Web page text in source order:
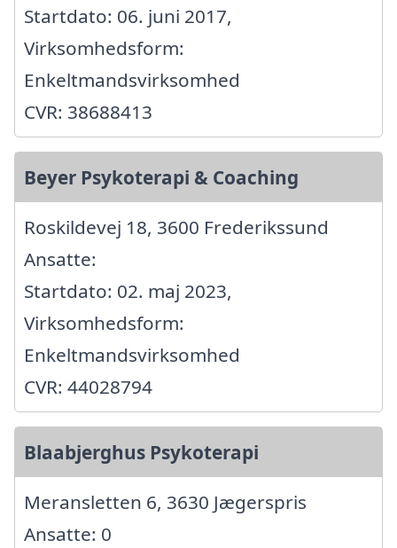
Startdato: 06. juni 2017,
Virksomhedsform:
Enkeltmandsvirksomhed
CVR: 38688413
Beyer Psykoterapi & Coaching
Roskildevej 18, 3600 Frederikssund
Ansatte:
Startdato: 02. maj 2023,
Virksomhedsform:
Enkeltmandsvirksomhed
CVR: 44028794
Blaabjerghus Psykoterapi
Meransletten 6, 3630 Jægerspris
Ansatte: 0